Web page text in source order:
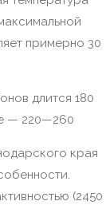
примерно 30
длится 180
— 220—260
края
(2450